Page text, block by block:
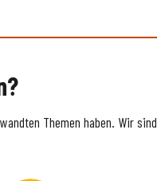
Themen haben. Wir sind